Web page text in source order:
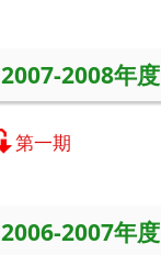
2007-2008年度
第一期
2006-2007年度